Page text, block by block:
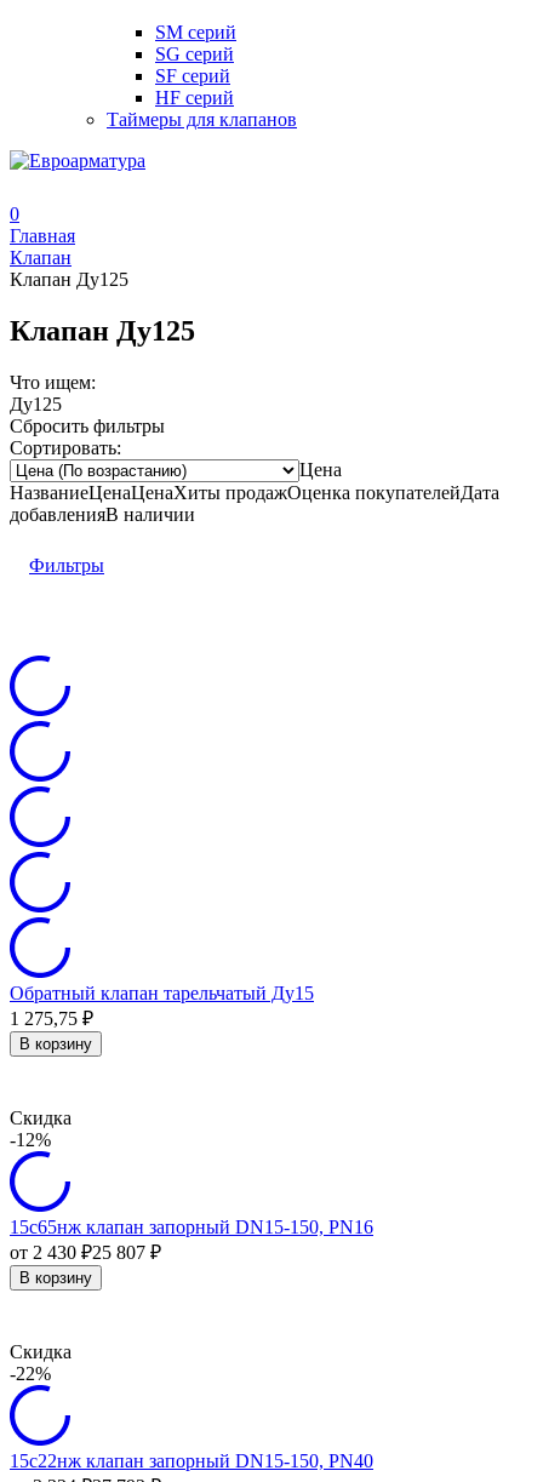
SM серий
SG серий
SF серий
HF серий
Таймеры для клапанов
0
Главная
Клапан
Клапан Ду125
Клапан Ду125
Что ищем:
Ду125
Сбросить фильтры
Сортировать:
Цена
НазваниеЦенаЦенаХиты продажОценка покупателейДата
добавленияВ наличии
Фильтры
Обратный клапан тарельчатый Ду15
1 275,75 ₽
В корзину
Скидка
-12%
15с65нж клапан запорный DN15-150, PN16
от 2 430 ₽25 807 ₽
В корзину
Скидка
-22%
15с22нж клапан запорный DN15-150, PN40